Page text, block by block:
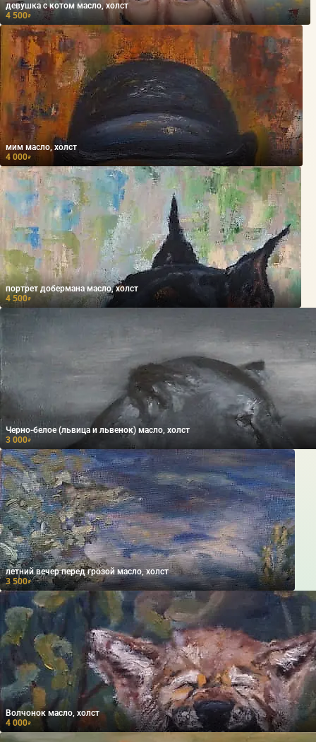
девушка с котом масло, холст
4 500₽
мим масло, холст
4 000₽
портрет добермана масло, холст
4 500₽
Черно-белое (львица и львенок) масло, холст
3 000₽
летний вечер перед грозой масло, холст
3 500₽
Волчонок масло, холст
4 000₽